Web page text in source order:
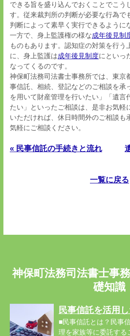
できる旨を盛り込んでおくことでこう
す。従来裁判所の判断が必要な行為で
判断によって素早く実行できるように
一方で、身上監護権の様な成年後見制
ものもあります。認知症の対策を行う
に、身上監護は成年後見制度にといっ
なってくるのです。
神保町法務司法書士事務所では、東京
事信託、相続、登記などのご相談を承
を用いて財産管理を行いたい」「遺言
たい」といったご相談は、是非お気軽
いただければ、休日時間外のご相談も
気軽にご相談ください。
« 民事信託の手続きと流れ
一覧に戻る
神保町法務司法書士事
礎知識
民事信託を活用
■民事信託とは？民事
理を家族等に委託する